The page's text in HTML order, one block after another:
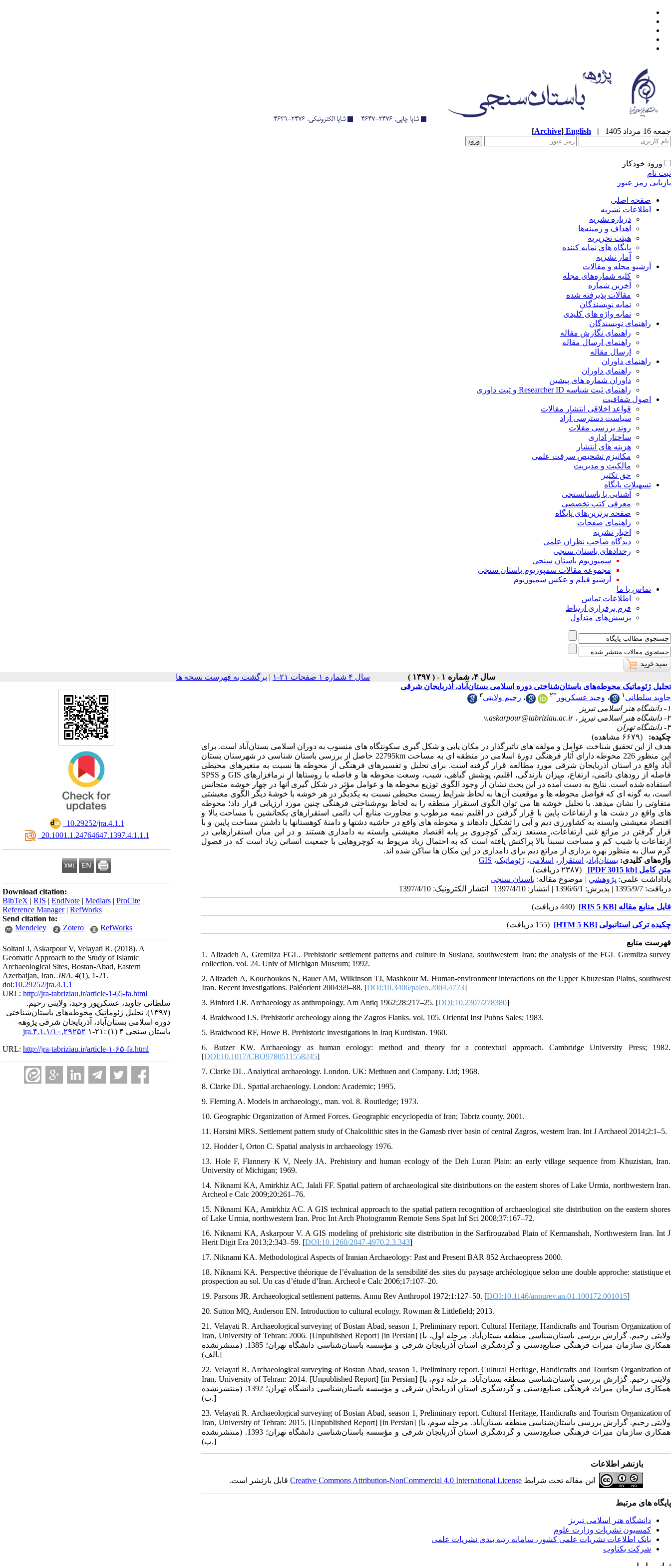
جمعه 16 مرداد 1405 |
English
[Archive]
ورود خودکار
ثبت نام
بازیابی رمز عبور
صفحه اصلی
اطلاعات نشریه
درباره نشریه
اهداف و زمینه‌ها
هیئت تحریریه
پایگاه های نمایه کننده
آمار نشریه
آرشیو مجله و مقالات
کلیه شماره‌های مجله
آخرین شماره
مقالات پذیرفته شده
نمایه نویسندگان
نمایه واژه های کلیدی
راهنمای نویسندگان
راهنمای نگارش مقاله
راهنمای ارسال مقاله
ارسال مقاله
راهنمای داوران
راهنمای داوران
داوران شماره های پیشین
راهنمای ثبت شناسه Researcher ID و ثبت داوری
اصول شفافیت
قواعد اخلاقی انتشار مقالات
سیاست دسترسی آزاد
روند بررسی مقلات
ساختار اداری
هزینه های انتشار
ﻣﮑﺎﻧﯿﺰم ﺗﺸﺨﯿﺺ ﺳﺮﻗﺖ ﻋﻠﻤﯽ
مالکیت و مدیریت
حق تکثیر
تسهیلات پایگاه
آشنایی با باستانسنجی
معرفی کتب تخصصی
صفحه برترین‌های پایگاه
راهنمای صفحات
اخبار نشریه
دیدگاه صاحب نظران علمی
رخدادهای باستان سنجی
سمپوزیوم باستان سنجی
مجموعه مقالات سمپوزیوم باستان سنجی
آرشیو فیلم و عکس سمپوزیوم
تماس با ما
اطلاعات تماس
فرم برقراری ارتباط
پرسش‌های متداول
سال ۴، شماره ۱ - ( ۱۳۹۷ ) سال ۴ شماره ۱ صفحات ۲۱-۱ | برگشت به فهرست نسخه ها
‎ 10.29252/jra.4.1.1
‎ 20.1001.1.24764647.1397.4.1.1.1
Download citation:
BibTeX | RIS | EndNote | Medlars | ProCite |
Reference Manager| RefWorks
Send citation to:
Mendeley
Zotero RefWorks
Soltani J, Askarpour V, Velayati R. (2018). A
Geomatic Approach to the Study of Islamic
Archaeological Sites, Bostan-Abad, Eastern
Azerbaijan, Iran. JRA. 4(1), 1-21.
doi:10.29252/jra.4.1.1
URL: http://jra-tabriziau.ir/article-1-65-fa.html
سلطانی جاوید، عسکرپور وحید، ولایتی رحیم.
(۱۳۹۷).
تحلیل ژئوماتیک محوطه‌های باستان‌شناختی
دوره اسلامی بستان‌آباد، آذربایجان شرقی پژوهه
باستان سنجی ۴ (۱) :۲۱-۱
۱۰,۲۹۲۵۲/jra.۴.۱.۱
URL: http://jra-tabriziau.ir/article-۱-۶۵-fa.html
تحلیل ژئوماتیک محوطه‌های باستان‌شناختی دوره اسلامی بستان‌آباد، آذربایجان شرقی
جاوید سلطانی ۱ ، وحید عسکرپور *۲ ، رحیم ولایتی۳
۱- دانشگاه هنر اسلامی تبریز
۲- دانشگاه هنر اسلامی تبریز ،
v.askarpour@tabriziau.ac.ir
۳- دانشگاه تهران
چکیده:
(۶۶۷۹ مشاهده)
هدف از این تحقیق شناخت عوامل و مولفه‏ های تاثیرگذار در مکان یابی و شکل‏ گیری سکونتگاه ‏های منسوب به دوران اسلامی بستان‌آباد است. برای
این منظور 226 محوطه دارای آثار فرهنگی دورۀ اسلامی در منطقه‏ ای به مساحت 22795km‏ حاصل از بررسی باستان‏ شناسی در شهرستان بستان‏
آباد واقع در استان آذربایجان شرقی مورد مطالعه قرار گرفته است. برای تحلیل و تفسیر‏های فرهنگی از محوطه ‏ها نسبت به متغیرهای محیطی
فاصله از رودهای دائمی، ارتفاع، میزان بارندگی، اقلیم، پوشش گیاهی، شیب، وسعت محوطه‏ ها و فاصله با روستاها از نرم‏افزارهای GIS و SPSS
استفاده شده است. نتایج به دست آمده در این بحث نشان از وجود الگوی توزیع محوطه‏ ها و عوامل مؤثر در شکل‏ گیری آن‏ها در چهار خوشه متجانس
است، به گونه‏ ای که فواصل محوطه‏ ها و موقعیت آن‌ها به لحاظ شرایط زیست محیطی نسبت به یکدیگر در هر خوشه با خوشۀ دیگر الگوی معیشتی
متفاوتی را نشان می‏دهد. با تحلیل خوشه‏ ها می توان الگوی استقرار منطقه را به لحاظ بوم‌شناختی فرهنگی چنین مورد ارزیابی قرار داد؛ محوطه‏
های واقع در دشت‏ ها و ارتفاعات پایین با قرار گرفتن در اقلیم نیمه مرطوب و مجاورت منابع آب دائمی استقرارهای یکجانشین با مساحت بالا و
اقتصاد معیشتی وابسته به کشاورزی دیم و آبی را تشکیل داده‏اند و محوطه ‏های واقع در حاشیه دشت‏ها و دامنۀ کوهستان‏ها با داشتن مساحت پایین و با
قرار گرفتن در مراتع غنی ارتفاعات، مستعد زندگی کوچروی بر پایه اقتصاد معیشتی وابسته به دامداری هستند و در این میان استقرارهایی در
ارتفاعات با شیب کم و مساحت نسبتاً بالا پراکنش یافته است که به احتمال زیاد مریوط به کوچروهایی با جمعیت انسانی زیاد است که در فصول
گرم سال به منظور بهره برداری از مراتع دیم برای دامداری در این مکان‏ ها ساکن شده ‏اند.
واژه‌های کلیدی: بستان‌آباد، استقرار ، اسلامی، ژئوماتیک، GIS
متن کامل [PDF 3015 kb]
(۲۳۸۷ دریافت)
یاداداشت علمی: پژوهشي | موضوع مقاله: باستان سنجی
دریافت: 1395/9/7 | پذیرش: 1396/6/1 | انتشار: 1397/4/10 | انتشار الکترونیک: 1397/4/10
فایل منابع مقاله [RIS 5 KB] (440 دریافت)
چکیده ترکی استانبولی [HTM 5 KB] (155 دریافت)
فهرست منابع
1. Alizadeh A, Gremliza FGL. Prehistoric settlement patterns and culture in Susiana, southwestern Iran: the analysis of the FGL Gremliza survey
collection. vol. 24. Univ of Michigan Museum; 1992.
2. Alizadeh A, Kouchoukos N, Bauer AM, Wilkinson TJ, Mashkour M. Human-environment interactions on the Upper Khuzestan Plains, southwest
Iran. Recent investigations. Paléorient 2004:69–88. [DOI:10.3406/paleo.2004.4773]
3. Binford LR. Archaeology as anthropology. Am Antiq 1962;28:217–25. [DOI:10.2307/278380]
4. Braidwood LS. Prehistoric archeology along the Zagros Flanks. vol. 105. Oriental Inst Pubns Sales; 1983.
5. Braidwood RF, Howe B. Prehistoric investigations in Iraq Kurdistan. 1960.
6. Butzer KW. Archaeology as human ecology: method and theory for a contextual approach. Cambridge University Press; 1982.
[DOI:10.1017/CBO9780511558245]
7. Clarke DL. Analytical archaeology. London. UK: Methuen and Company. Ltd; 1968.
8. Clarke DL. Spatial archaeology. London: Academic; 1995.
9. Fleming A. Models in archaeology., man. vol. 8. Routledge; 1973.
10. Geographic Organization of Armed Forces. Geographic encyclopedia of Iran; Tabriz county. 2001.
11. Harsini MRS. Settlement pattern study of Chalcolithic sites in the Gamasb river basin of central Zagros, western Iran. Int J Archaeol 2014;2:1–5.
12. Hodder I, Orton C. Spatial analysis in archaeology 1976.
13. Hole F, Flannery K V, Neely JA. Prehistory and human ecology of the Deh Luran Plain: an early village sequence from Khuzistan, Iran.
University of Michigan; 1969.
14. Niknami KA, Amirkhiz AC, Jalali FF. Spatial pattern of archaeological site distributions on the eastern shores of Lake Urmia, northwestern Iran.
Archeol e Calc 2009;20:261–76.
15. Niknami KA, Amirkhiz AC. A GIS technical approach to the spatial pattern recognition of archaeological site distribution on the eastern shores
of Lake Urmia, northwestern Iran. Proc Int Arch Photogramm Remote Sens Spat Inf Sci 2008;37:167–72.
16. Niknami KA, Askarpour V. A GIS modeling of prehistoric site distribution in the Sarfirouzabad Plain of Kermanshah, Northwestern Iran. Int J
Herit Digit Era 2013;2:343–59. [DOI:10.1260/2047-4970.2.3.343]
17. Niknami KA. Methodological Aspects of Iranian Archaeology: Past and Present BAR 852 Archaeopress 2000.
18. Niknami KA. Perspective théorique de l’évaluation de la sensibilité des sites du paysage archéologique selon une double approche: statistique et
prospection au sol. Un cas d’étude d’Iran. Archeol e Calc 2006;17:107–20.
19. Parsons JR. Archaeological settlement patterns. Annu Rev Anthropol 1972;1:127–50. [DOI:10.1146/annurev.an.01.100172.001015]
20. Sutton MQ, Anderson EN. Introduction to cultural ecology. Rowman & Littlefield; 2013.
21. Velayati R. Archaeological surveying of Bostan Abad, season 1, Preliminary report. Cultural Heritage, Handicrafts and Tourism Organization of
Iran, University of Tehran: 2006. [Unpublished Report] [in Persian] [ولایتی رحیم. گزارش بررسی باستان‌شناسی منطقه بستان‌آباد. مرحله اول، با
همکاری سازمان میراث فرهنگی صنایع‌دستی و گردشگری استان آذربایجان شرقی و مؤسسه باستان‌شناسی دانشگاه تهران؛ 1385. (منتشرنشده
الف).]
22. Velayati R. Archaeological surveying of Bostan Abad, season 1, Preliminary report. Cultural Heritage, Handicrafts and Tourism Organization of
Iran, University of Tehran: 2014. [Unpublished Report] [in Persian] [ولایتی رحیم. گزارش بررسی باستان‌شناسی منطقه بستان‌آباد. مرحله دوم، با
همکاری سازمان میراث فرهنگی صنایع‌دستی و گردشگری استان آذربایجان شرقی و مؤسسه باستان‌شناسی دانشگاه تهران؛ 1392. (منتشرنشده
ب).]
23. Velayati R. Archaeological surveying of Bostan Abad, season 1, Preliminary report. Cultural Heritage, Handicrafts and Tourism Organization of
Iran, University of Tehran: 2015. [Unpublished Report] [in Persian] [ولایتی رحیم. گزارش بررسی باستان‌شناسی منطقه بستان‌آباد. مرحله سوم، با
همکاری سازمان میراث فرهنگی صنایع‌دستی و گردشگری استان آذربایجان شرقی و مؤسسه باستان‌شناسی دانشگاه تهران؛ 1393. (منتشرنشده
پ).]
بازنشر اطلاعات
این مقاله تحت شرایط Creative Commons Attribution-NonCommercial 4.0 International Licenseقابل بازنشر است.
پایگاه های مرتبط
دانشگاه هنر اسلامی تبریز
کمسیون نشریات وزارت علوم
بانک اطلاعات نشریات علمی کشور، سامانه رتبه بندی نشریات علمی
شرکت یکتاوب